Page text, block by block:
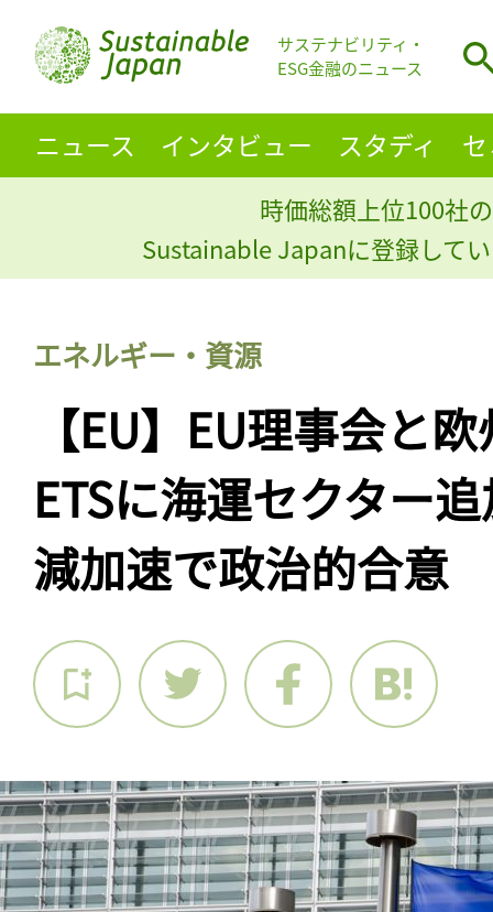
サステナビリティ・
ESG金融のニュース
ニュース インタビュー スタディ
時価総額上位100社
Sustainable Japanに登録して
エネルギー・資源
【EU】EU理事会と
ETSに海運セクター
減加速で政治的合意